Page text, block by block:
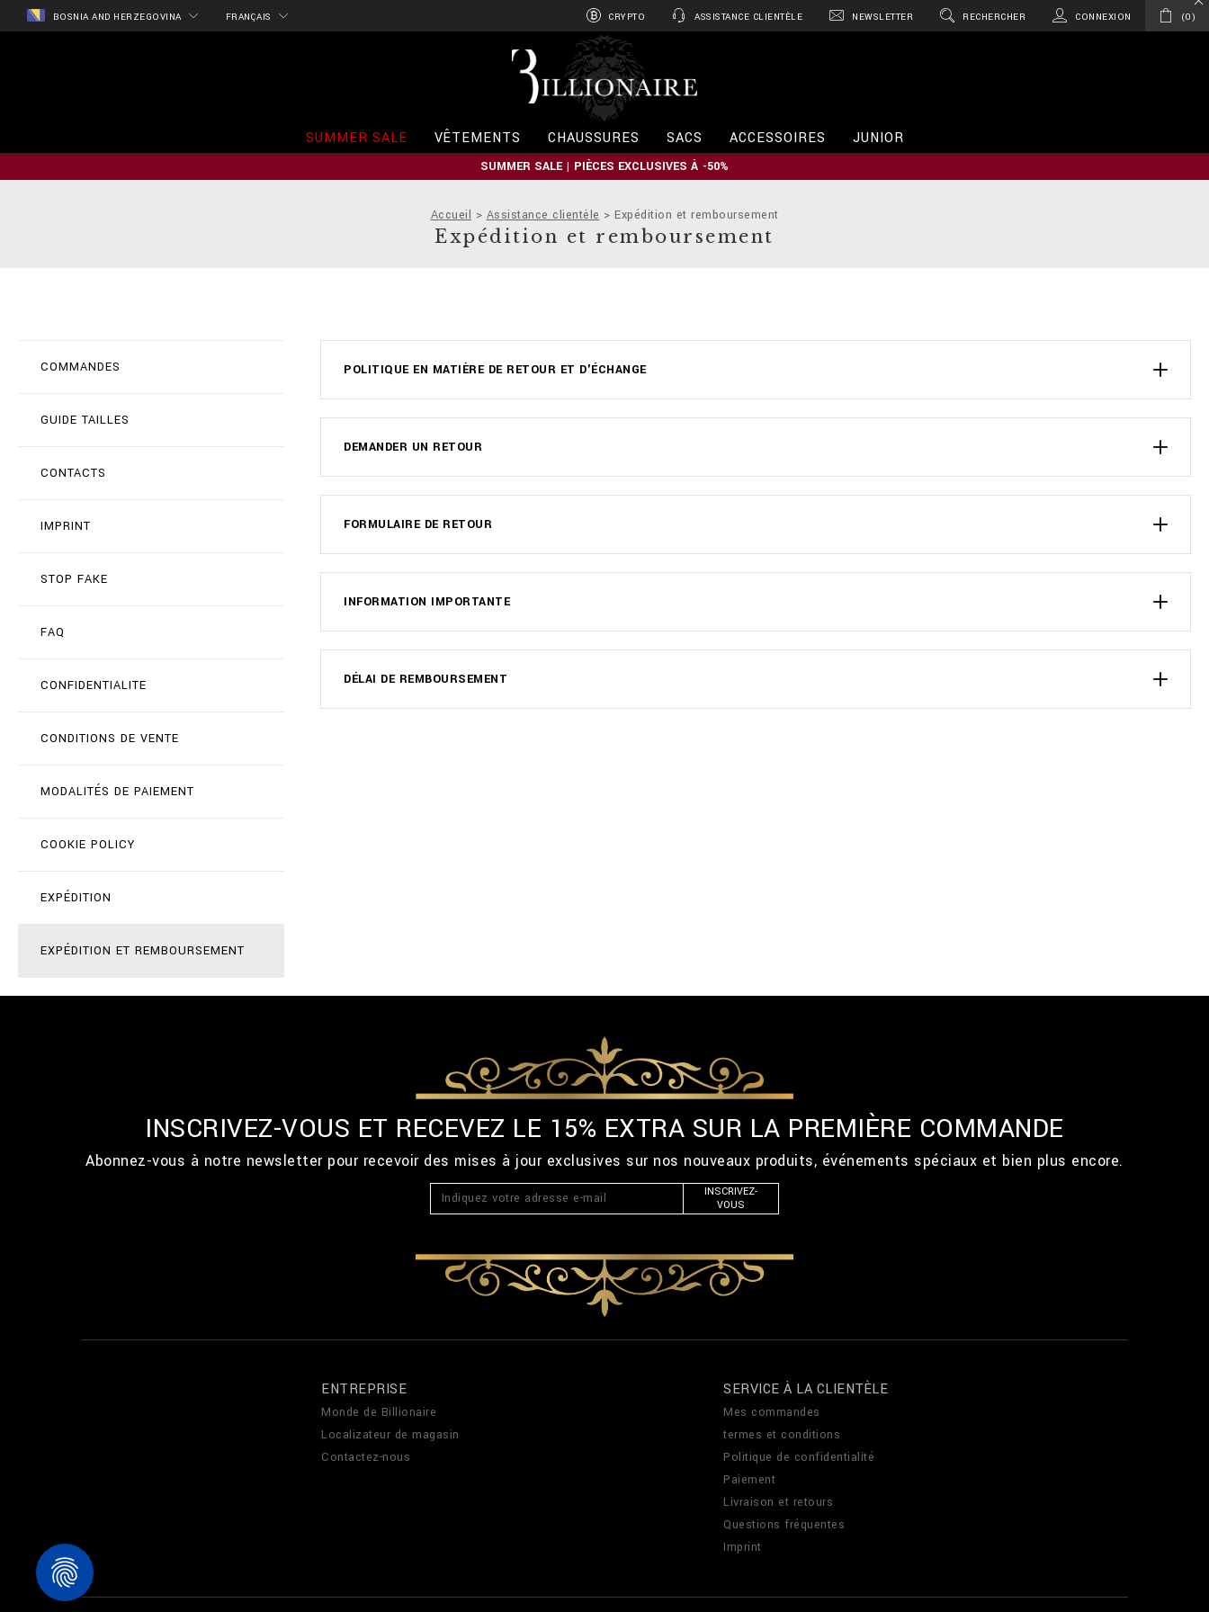
BOSNIA AND HERZEGOVINA FRANÇAIS CRYPTO ASSISTANCE CLIENTÈLE NEWSLETTER RECHERCHER CONNEXION 0
l
o
n
a
e
SUMMER SALE VÊTEMENTS CHAUSSURES SACS ACCESSOIRES JUNIOR
SUMMER SALE | PIÈCES EXCLUSIVES À -50%
Accueil Assistance clientèle Expédition et remboursement
Expédition et remboursement
COMMANDES
GUIDE TAILLES
CONTACTS
IMPRINT
STOP FAKE
FAQ
CONFIDENTIALITE
CONDITIONS DE VENTE
MODALITÉS DE PAIEMENT
COOKIE POLICY
EXPÉDITION
EXPÉDITION ET REMBOURSEMENT
POLITIQUE EN MATIÈRE DE RETOUR ET D'ÉCHANGE
DEMANDER UN RETOUR
FORMULAIRE DE RETOUR
INFORMATION IMPORTANTE
DÉLAI DE REMBOURSEMENT
INSCRIVEZ-VOUS ET RECEVEZ LE 15% EXTRA SUR LA PREMIÈRE COMMANDE
Abonnez-vous à notre newsletter pour recevoir des mises à jour exclusives sur nos nouveaux produits, événements spéciaux et bien plus encore.
INSCRIVEZ-
VOUS
ENTREPRISE
Monde de Billionaire
Localizateur de magasin
Contactez-nous
SERVICE À LA CLIENTÈLE
Mes commandes
termes et conditions
Politique de confidentialité
Paiement
Livraison et retours
Questions fréquentes
Imprint